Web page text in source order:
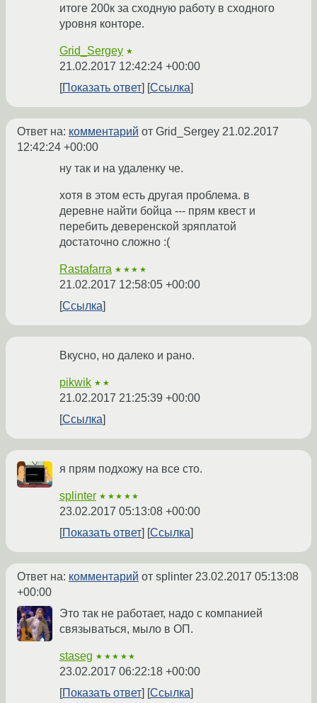
итоге 200к за сходную работу в сходного
уровня конторе.
Grid_Sergey ★
21.02.2017 12:42:24 +00:00
Показать ответ
Ссылка
Ответ на: комментарий от Grid_Sergey 21.02.2017
12:42:24 +00:00
ну так и на удаленку че.
хотя в этом есть другая проблема. в
деревне найти бойца --- прям квест и
перебить деверенской зряплатой
достаточно сложно :(
Rastafarra ★★★★
21.02.2017 12:58:05 +00:00
Ссылка
Вкусно, но далеко и рано.
pikwik ★★
21.02.2017 21:25:39 +00:00
Ссылка
я прям подхожу на все сто.
splinter ★★★★★
23.02.2017 05:13:08 +00:00
Показать ответ
Ссылка
Ответ на: комментарий от splinter 23.02.2017 05:13:08
+00:00
Это так не работает, надо с компанией
связываться, мыло в ОП.
staseg ★★★★★
23.02.2017 06:22:18 +00:00
Показать ответ
Ссылка